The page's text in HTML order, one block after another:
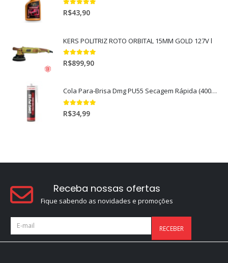
5.00out of 5
R$43,90
KERS POLITRIZ ROTO ORBITAL 15MM GOLD 127V l
5.00out of 5
R$899,90
Cola Para-Brisa Dmg PU55 Secagem Rápida (400gr)
5.00out of 5
R$34,99
Receba nossas ofertas
Fique sabendo as novidades e promoções